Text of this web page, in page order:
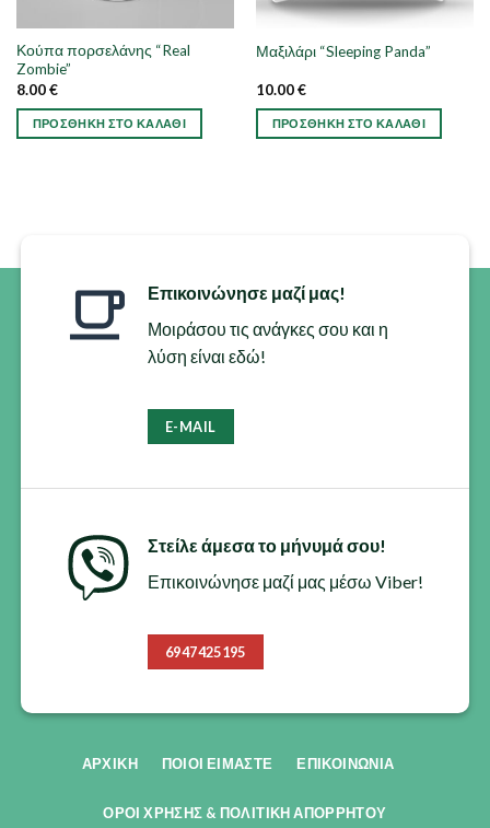
Κούπα πορσελάνης “Real
Zombie”
8.00€
ΠΡΟΣΘΉΚΗ ΣΤΟ ΚΑΛΆΘΙ
Μαξιλάρι “Sleeping Panda”
10.00€
ΠΡΟΣΘΉΚΗ ΣΤΟ ΚΑΛΆΘΙ
Επικοινώνησε μαζί μας!
Μοιράσου τις ανάγκες σου και η
λύση είναι εδώ!
E-MAIL
Στείλε άμεσα το μήνυμά σου!
Επικοινώνησε μαζί μας μέσω Viber!
6947425195
ΑΡΧΙΚΗ ΠΟΙΟΙ ΕΊΜΑΣΤΕ ΕΠΙΚΟΙΝΩΝΊΑ
ΟΡΟΙ ΧΡΗΣΗΣ & ΠΟΛΙΤΙΚΗ ΑΠΟΡΡΗΤΟΥ